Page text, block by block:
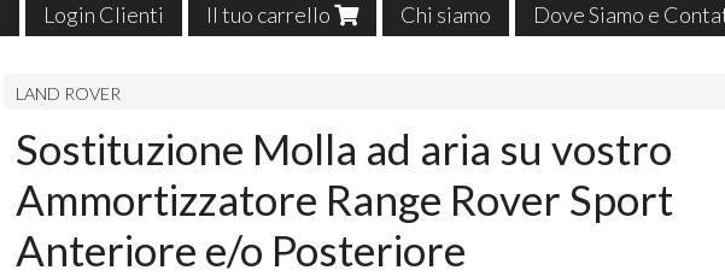
Login Clienti Il tuo carrello Chi siamo Dove Siamo e
LAND ROVER
Sostituzione Molla ad aria su vostro
Ammortizzatore Range Rover Sport
Anteriore e/o Posteriore